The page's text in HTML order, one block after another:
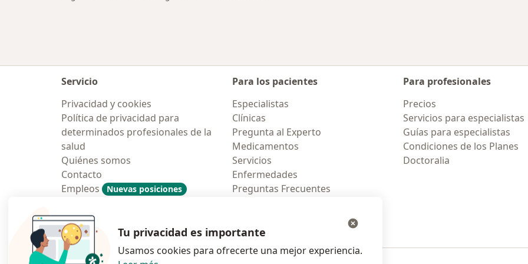
Servicio
Privacidad y cookies
Política de privacidad para
determinados profesionales de la
salud
Quiénes somos
Contacto
Empleos
Nuevas posiciones
Contratación
Para los pacientes
Especialistas
Clínicas
Pregunta al Experto
Medicamentos
Servicios
Enfermedades
Preguntas Frecuentes
Para profesionales
Precios
Servicios para especialistas
Guías para especialistas
Condiciones de los Planes
Doctoralia
Tu privacidad es importante
Usamos cookies para ofrecerte una mejor experiencia.